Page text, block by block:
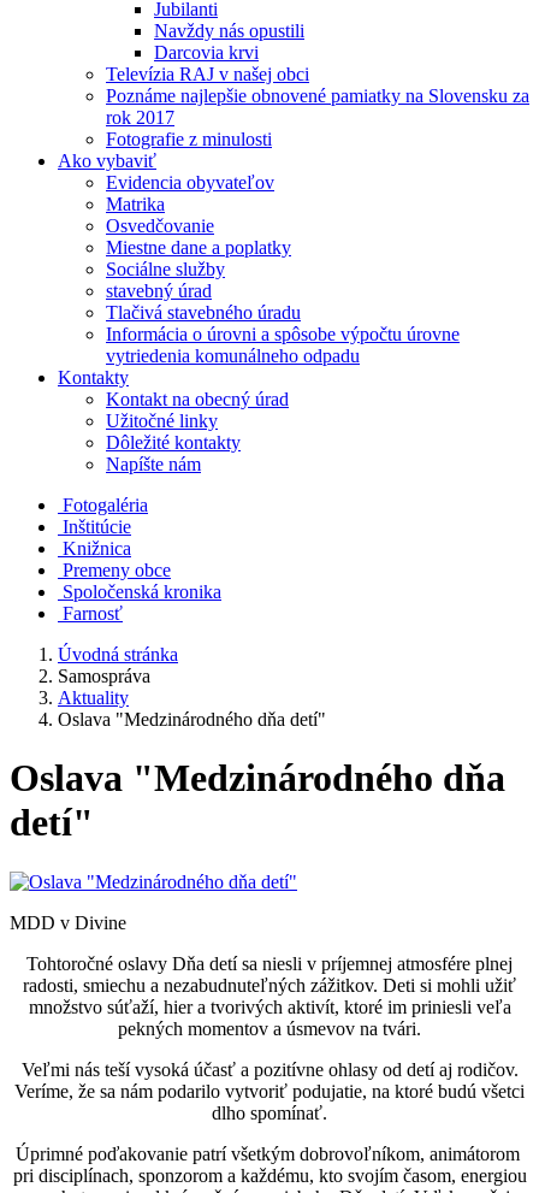
Jubilanti
Navždy nás opustili
Darcovia krvi
Televízia RAJ v našej obci
Poznáme najlepšie obnovené pamiatky na Slovensku za
rok 2017
Fotografie z minulosti
Ako vybaviť
Evidencia obyvateľov
Matrika
Osvedčovanie
Miestne dane a poplatky
Sociálne služby
stavebný úrad
Tlačivá stavebného úradu
Informácia o úrovni a spôsobe výpočtu úrovne
vytriedenia komunálneho odpadu
Kontakty
Kontakt na obecný úrad
Užitočné linky
Dôležité kontakty
Napíšte nám
Fotogaléria
Inštitúcie
Knižnica
Premeny obce
Spoločenská kronika
Farnosť
Úvodná stránka
Samospráva
Aktuality
Oslava "Medzinárodného dňa detí"
Oslava "Medzinárodného dňa
detí"
MDD v Divine
Tohtoročné oslavy Dňa detí sa niesli v príjemnej atmosfére plnej
radosti, smiechu a nezabudnuteľných zážitkov. Deti si mohli užiť
množstvo súťaží, hier a tvorivých aktivít, ktoré im priniesli veľa
pekných momentov a úsmevov na tvári.
Veľmi nás teší vysoká účasť a pozitívne ohlasy od detí aj rodičov.
Veríme, že sa nám podarilo vytvoriť podujatie, na ktoré budú všetci
dlho spomínať.
Úprimné poďakovanie patrí všetkým dobrovoľníkom, animátorom
pri disciplínach, sponzorom a každému, kto svojím časom, energiou